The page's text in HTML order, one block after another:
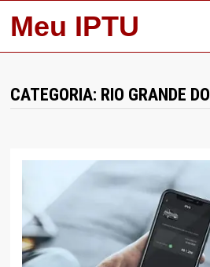
content
Meu IPTU
CATEGORIA: RIO GRANDE